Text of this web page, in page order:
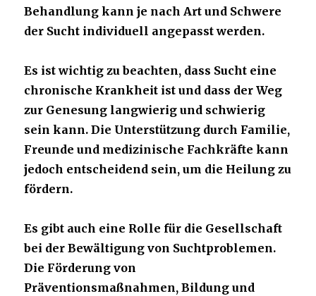
Behandlung kann je nach Art und Schwere
der Sucht individuell angepasst werden.
Es ist wichtig zu beachten, dass Sucht eine
chronische Krankheit ist und dass der Weg
zur Genesung langwierig und schwierig
sein kann. Die Unterstützung durch Familie,
Freunde und medizinische Fachkräfte kann
jedoch entscheidend sein, um die Heilung zu
fördern.
Es gibt auch eine Rolle für die Gesellschaft
bei der Bewältigung von Suchtproblemen.
Die Förderung von
Präventionsmaßnahmen, Bildung und